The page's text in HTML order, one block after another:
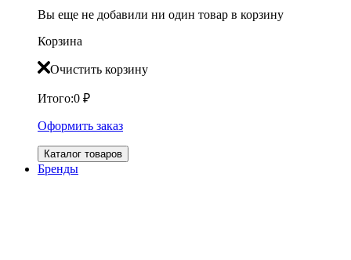
Вы еще не добавили ни один товар в корзину
Корзина
Очистить корзину
Итого:0 ₽
Оформить заказ
Каталог товаров
Бренды